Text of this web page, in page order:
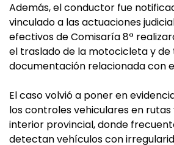
Además, el conductor fue
vinculado a las actuaciones
efectivos de Comisaría 8ª
el traslado de la motocicleta y de
documentación relacionada con
El caso volvió a poner en
los controles vehiculares en
interior provincial, donde
detectan vehículos con